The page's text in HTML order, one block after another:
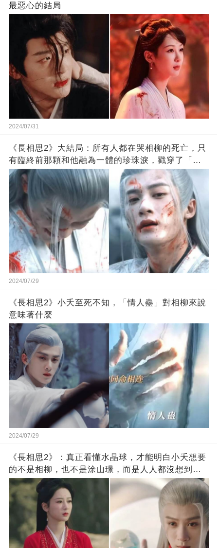
最惡心的結局
2024/07/31
《長相思2》大結局：所有人都在哭相柳的死亡，只
有臨終前那顆和他融為一體的珍珠淚，戳穿了「相
思」的真相
2024/07/29
《長相思2》小夭至死不知，「情人蠱」對相柳來說
意味著什麼
2024/07/29
《長相思2》：真正看懂水晶球，才能明白小夭想要
的不是相柳，也不是涂山璟，而是人人都沒想到的
他